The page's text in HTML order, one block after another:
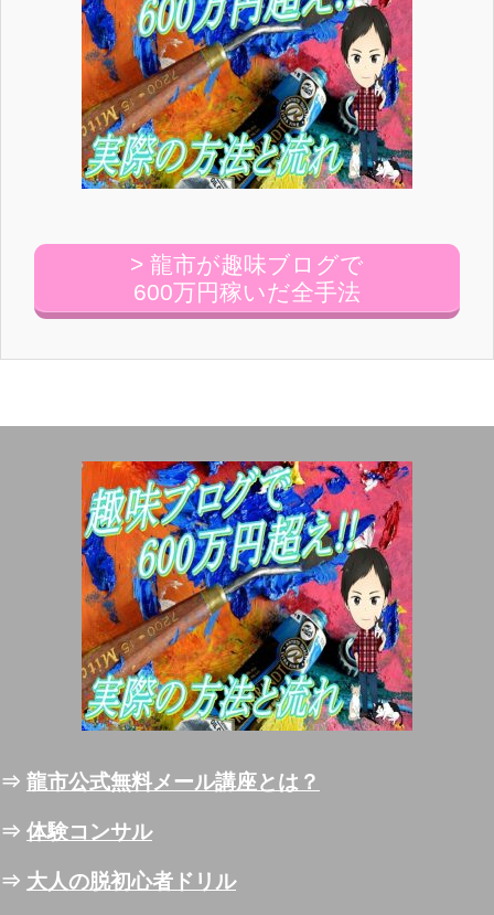
> 龍市が趣味ブログで
600万円稼いだ全手法
⇒ 龍市公式無料メール講座とは？
⇒ 体験コンサル
⇒ 大人の脱初心者ドリル